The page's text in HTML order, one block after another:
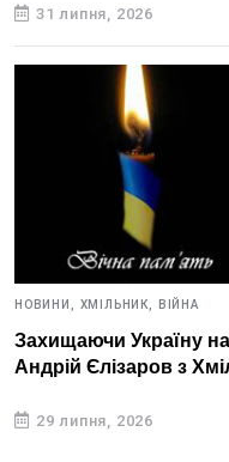
31 липня, 2026
НОВИНИ, ХМІЛЬНИК, ВІЙНА
Захищаючи Україну
Андрій Єлізаров з
29 липня, 2026